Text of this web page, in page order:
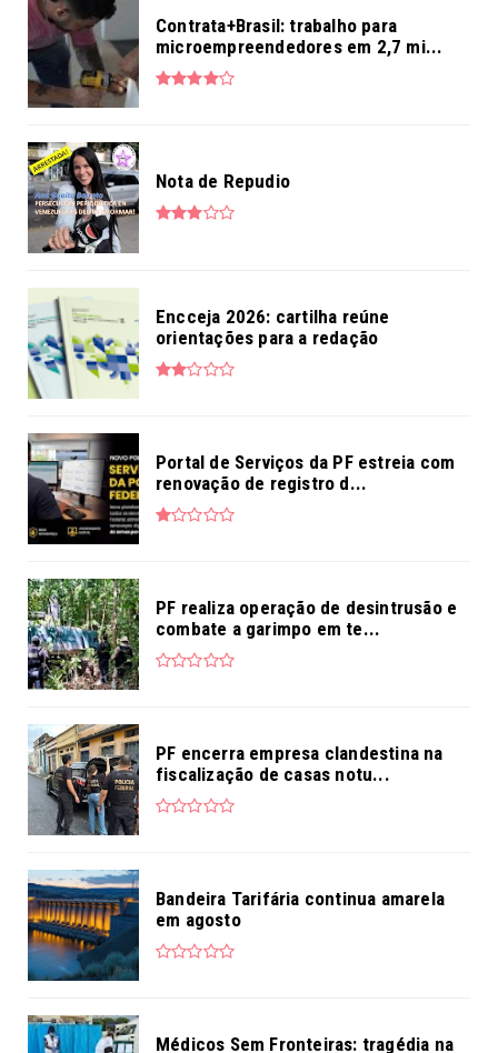
Contrata+Brasil: trabalho para
microempreendedores em 2,7 mi...
Nota de Repudio
Encceja 2026: cartilha reúne
orientações para a redação
Portal de Serviços da PF estreia com
renovação de registro d...
PF realiza operação de desintrusão e
combate a garimpo em te...
PF encerra empresa clandestina na
fiscalização de casas notu...
Bandeira Tarifária continua amarela
em agosto
Médicos Sem Fronteiras: tragédia na